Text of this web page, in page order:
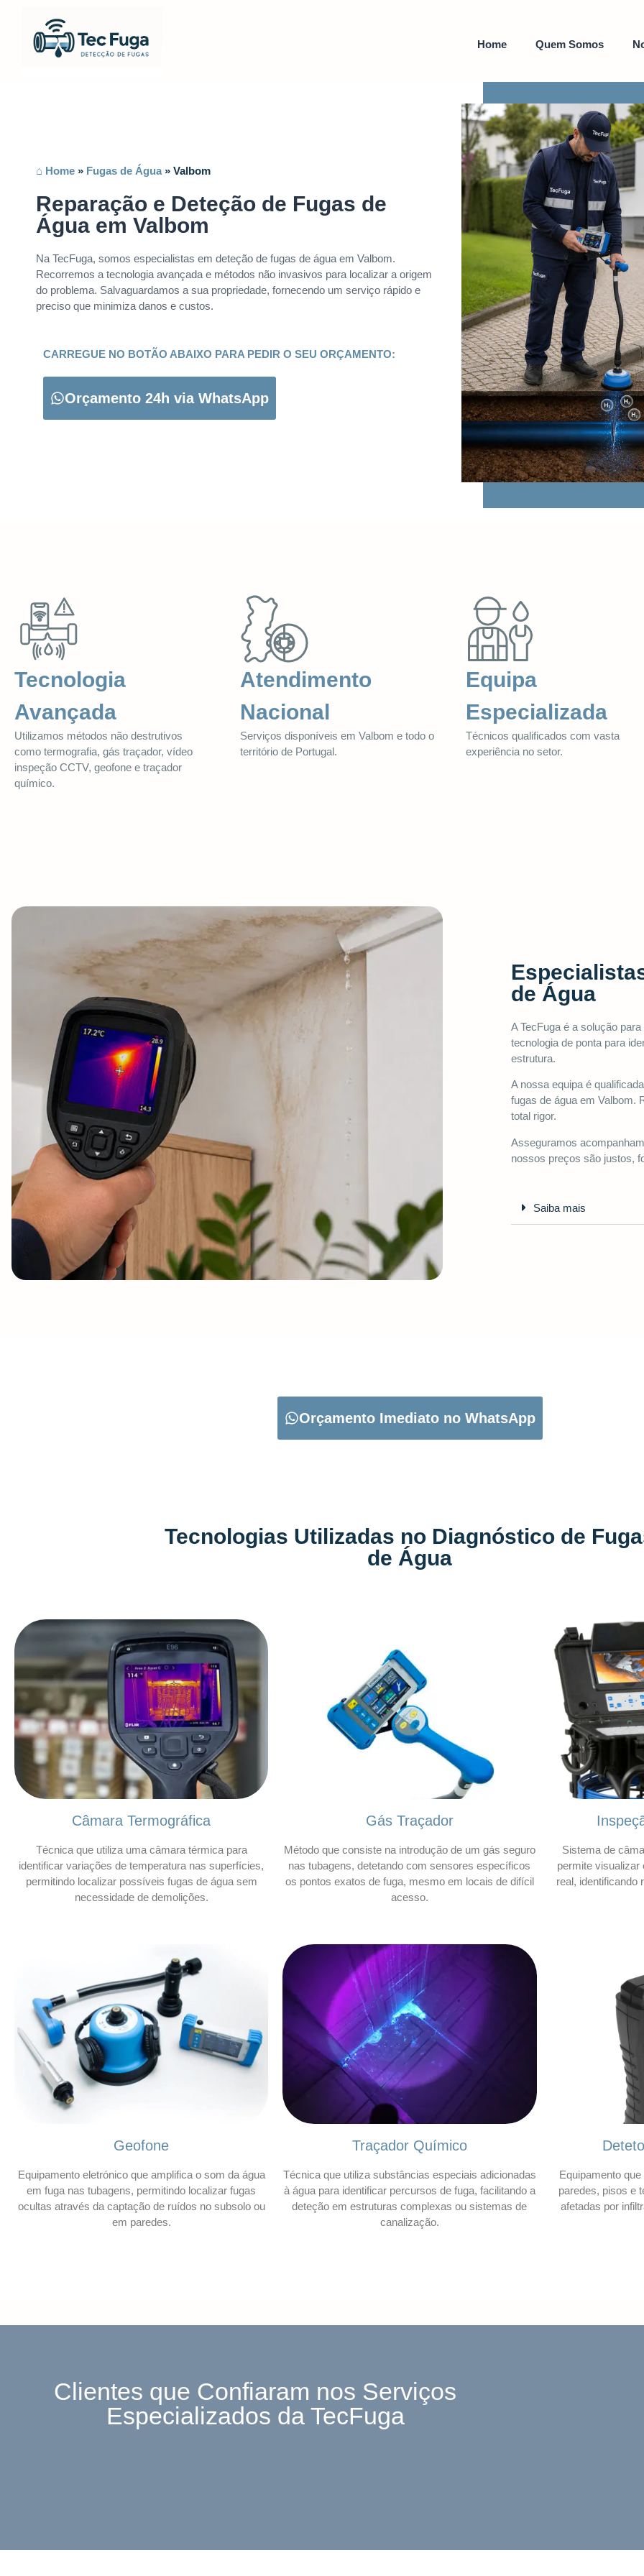
Home Quem Somos
⌂ Home » Fugas de Água» Valbom
Reparação e Deteção de Fugas de
Água em Valbom
Na TecFuga, somos especialistas em deteção de fugas de água em Valbom.
Recorremos a tecnologia avançada e métodos não invasivos para localizar a origem
do problema. Salvaguardamos a sua propriedade, fornecendo um serviço rápido e
preciso que minimiza danos e custos.
CARREGUE NO BOTÃO ABAIXO PARA PEDIR O SEU ORÇAMENTO:
Orçamento 24h via WhatsApp
Tecnologia
Avançada
Utilizamos métodos não destrutivos
como termografia, gás traçador, vídeo
inspeção CCTV, geofone e traçador
químico.
Atendimento
Nacional
Serviços disponíveis em Valbom e todo o
território de Portugal.
Equipa
Especializada
Técnicos qualificados com vasta
experiência no setor.
de Água
A TecFuga é a solução
tecnologia de ponta para
estrutura.
A nossa equipa é
fugas de água em Valbom.
total rigor.
Asseguramos
nossos preços são justos,
Saiba mais
Orçamento Imediato no WhatsApp
Tecnologias Utilizadas no Diagnóstico de
de Água
Câmara Termográfica
Técnica que utiliza uma câmara térmica para
identificar variações de temperatura nas superfícies,
permitindo localizar possíveis fugas de água sem
necessidade de demolições.
Gás Traçador
Método que consiste na introdução de um gás seguro
nas tubagens, detetando com sensores específicos
os pontos exatos de fuga, mesmo em locais de difícil
acesso.
Sistema de
permite visualizar
real, identificando
Geofone
Equipamento eletrónico que amplifica o som da água
em fuga nas tubagens, permitindo localizar fugas
ocultas através da captação de ruídos no subsolo ou
em paredes.
Traçador Químico
Técnica que utiliza substâncias especiais adicionadas
à água para identificar percursos de fuga, facilitando a
deteção em estruturas complexas ou sistemas de
canalização.
Equipamento
paredes, pisos e
afetadas por
Clientes que Confiaram nos Serviços
Especializados da TecFuga